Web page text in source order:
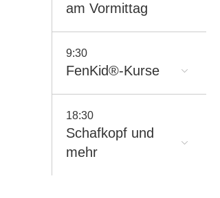
am Vormittag
9:30
FenKid®-Kurse
18:30
Schafkopf und
mehr